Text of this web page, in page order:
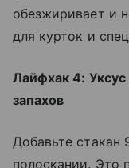
обезжиривает и
для курток и
Лайфхак 4: Уксус
запахов
Добавьте стакан
полоскании. Это